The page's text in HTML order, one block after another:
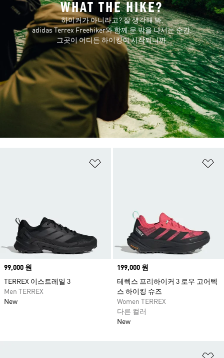
Price
99,000 원
TERREX 이스트레일 3
Men TERREX
New
Price
199,000 원
테렉스 프리하이커 3 로우 고어텍
스 하이킹 슈즈
Women TERREX
다른 컬러
New
WHAT THE HIKE?
하이커가 아니라고? 잘 생각해 봐.
adidas Terrex Freehiker와 함께 문 밖을 나서는 순간,
그곳이 어디든 하이킹이 시작되니까.